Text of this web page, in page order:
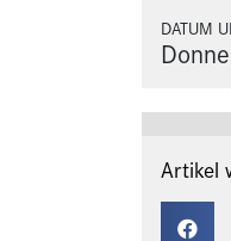
DATUM
Artikel